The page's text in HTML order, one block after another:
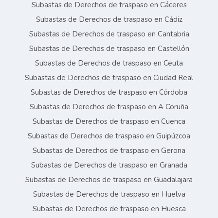
Subastas de Derechos de traspaso en Cáceres
Subastas de Derechos de traspaso en Cádiz
Subastas de Derechos de traspaso en Cantabria
Subastas de Derechos de traspaso en Castellón
Subastas de Derechos de traspaso en Ceuta
Subastas de Derechos de traspaso en Ciudad Real
Subastas de Derechos de traspaso en Córdoba
Subastas de Derechos de traspaso en A Coruña
Subastas de Derechos de traspaso en Cuenca
Subastas de Derechos de traspaso en Guipúzcoa
Subastas de Derechos de traspaso en Gerona
Subastas de Derechos de traspaso en Granada
Subastas de Derechos de traspaso en Guadalajara
Subastas de Derechos de traspaso en Huelva
Subastas de Derechos de traspaso en Huesca